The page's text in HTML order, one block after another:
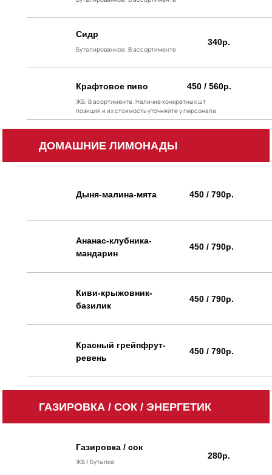
Бутелированное. В ассортименте
Сидр
340р.
ЖБ. В асортименте. Наличие конкретных шт
позиций и их стоимость уточняйте у персонала
Крафтовое пиво 450 / 560р.
ДОМАШНИЕ ЛИМОНАДЫ
Дыня-малина-мята 450 / 790р.
Ананас-клубника-
мандарин
450 / 790р.
Красный грейпфрут-
ревень
450 / 790р.
450 / 790р.
Киви-крыжовник-
базилик
ГАЗИРОВКА / СОК / ЭНЕРГЕТИК
Газировка / сок
280р.
ЖБ / Бутылка